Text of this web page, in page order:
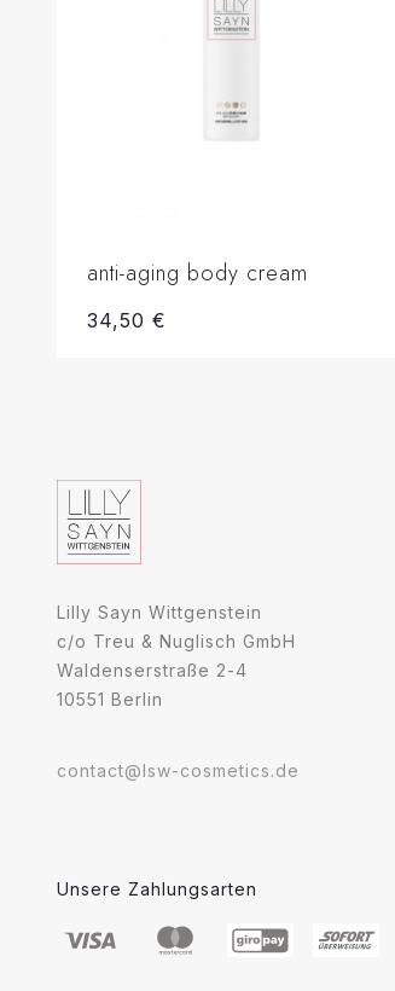
anti-aging body cream
34,50€
Lilly Sayn Wittgenstein
c/o Treu & Nuglisch GmbH
Waldenserstraße 2-4
10551 Berlin
contact@lsw-cosmetics.de
Unsere Zahlungsarten